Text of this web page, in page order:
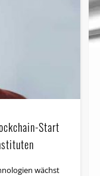
Start
wächst